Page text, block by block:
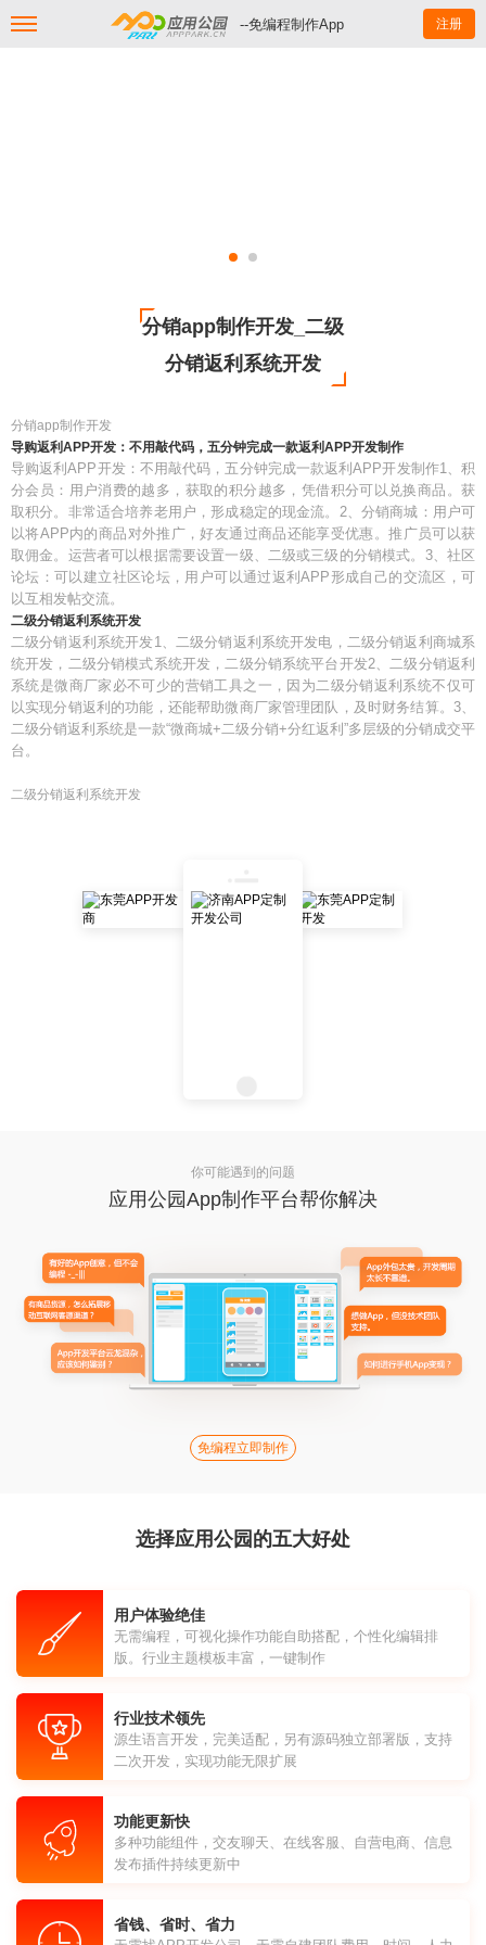
--免编程制作App 注册
分销app制作开发_二级
分销返利系统开发
分销app制作开发
导购返利APP开发：不用敲代码，五分钟完成一款返利APP开发制作
导购返利APP开发：不用敲代码，五分钟完成一款返利APP开发制作1、积
分会员：用户消费的越多，获取的积分越多，凭借积分可以兑换商品。获
取积分。非常适合培养老用户，形成稳定的现金流。2、分销商城：用户可
以将APP内的商品对外推广，好友通过商品还能享受优惠。推广员可以获
取佣金。运营者可以根据需要设置一级、二级或三级的分销模式。3、社区
论坛：可以建立社区论坛，用户可以通过返利APP形成自己的交流区，可
以互相发帖交流。
二级分销返利系统开发
二级分销返利系统开发1、二级分销返利系统开发电，二级分销返利商城系
统开发，二级分销模式系统开发，二级分销系统平台开发2、二级分销返利
系统是微商厂家必不可少的营销工具之一，因为二级分销返利系统不仅可
以实现分销返利的功能，还能帮助微商厂家管理团队，及时财务结算。3、
二级分销返利系统是一款“微商城+二级分销+分红返利”多层级的分销成交平
台。
二级分销返利系统开发
你可能遇到的问题
应用公园App制作平台帮你解决
免编程立即制作
选择应用公园的五大好处
用户体验绝佳
无需编程，可视化操作功能自助搭配，个性化编辑排
版。行业主题模板丰富，一键制作
行业技术领先
源生语言开发，完美适配，另有源码独立部署版，支持
二次开发，实现功能无限扩展
功能更新快
多种功能组件，交友聊天、在线客服、自营电商、信息
发布插件持续更新中
省钱、省时、省力